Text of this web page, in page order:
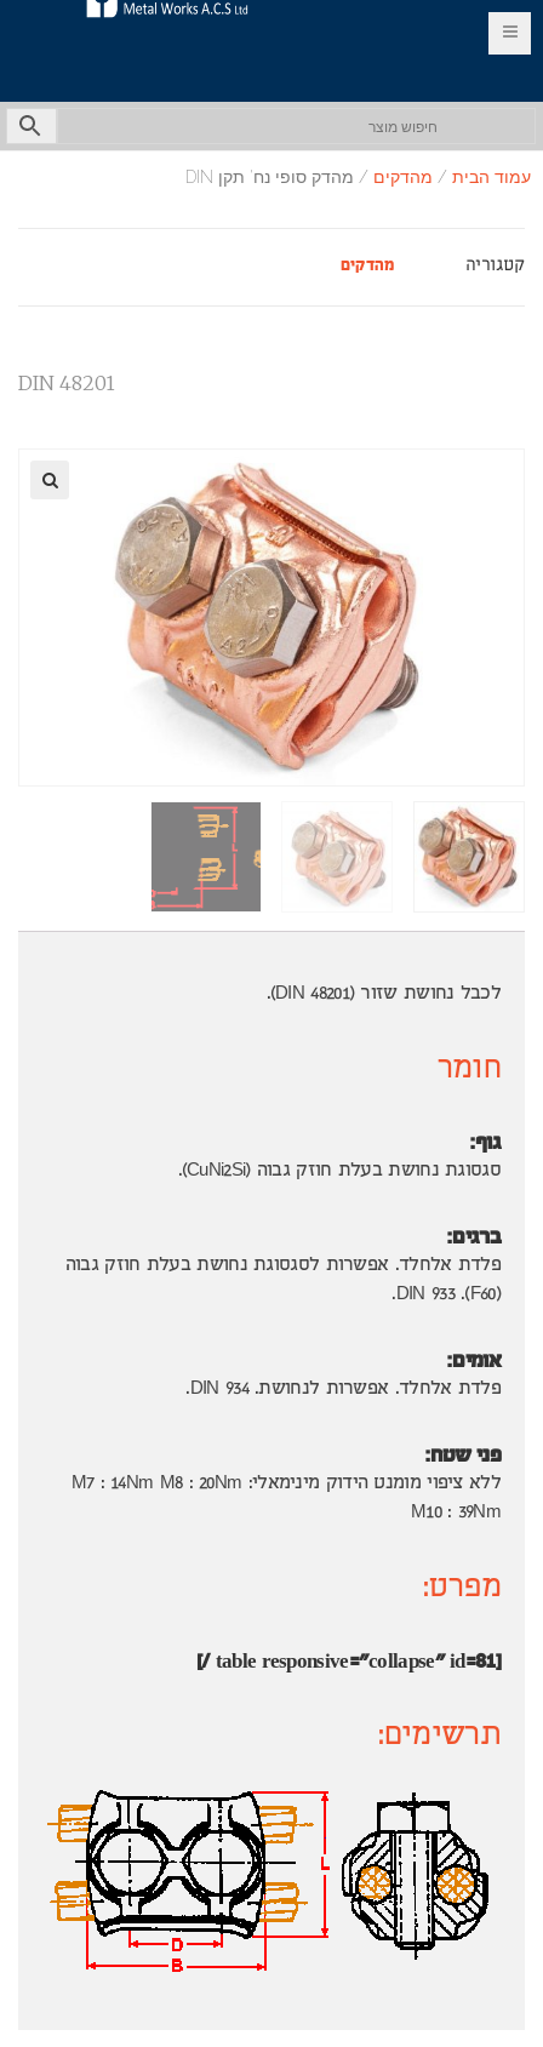
עמוד הבית / מהדקים / מהדק סופי נח' תקן DIN
קטגוריה מהדקים
DIN 48201
לכבל נחושת שזור (DIN 48201).
חומר
גוף:
סגסוגת נחושת בעלת חוזק גבוה (CuNi2Si).
ברגים:
פלדת אלחלד. אפשרות לסגסוגת נחושת בעלת חוזק גבוה
(F60). DIN 933.
אומים:
פלדת אלחלד. אפשרות לנחושת. DIN 934.
פני שטח:
ללא ציפוי מומנט הידוק מינימאלי: M7 : 14Nm M8 : 20Nm
M10 : 39Nm
מפרט:
[table responsive="collapse" id=81 /]
תרשימים: